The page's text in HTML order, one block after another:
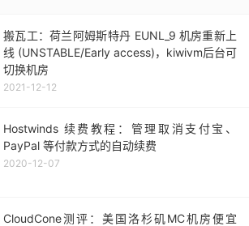
搬瓦工：荷兰阿姆斯特丹 EUNL_9 机房重新上
线 (UNSTABLE/Early access)，kiwivm后台可
切换机房
2021-12-12
Hostwinds 续费教程：管理取消支付宝、
PayPal 等付款方式的自动续费
2020-12-07
CloudCone测评：美国洛杉矶MC机房便宜